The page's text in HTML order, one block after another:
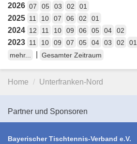
2026 07 05 03 02 01
2025 11 10 07 06 02 01
2024 12 11 10 09 06 05 04 02
2023 11 10 09 07 05 04 03 02
01
mehr...
Gesamter Zeitraum
Home Unterfranken-Nord
Partner und Sponsoren
Bayerischer Tischtennis-Verband e.V.